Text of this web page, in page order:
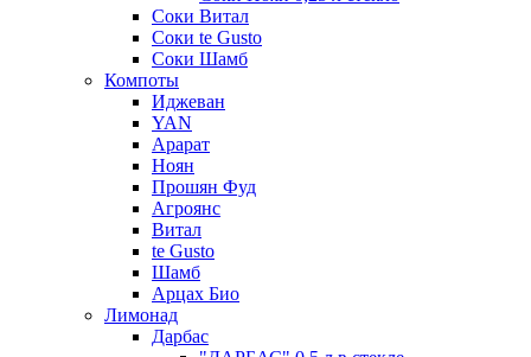
Соки Витал
Соки te Gusto
Соки Шамб
Компоты
Иджеван
YAN
Арарат
Ноян
Прошян Фуд
Агроянс
Витал
te Gusto
Шамб
Арцах Био
Лимонад
Дарбас